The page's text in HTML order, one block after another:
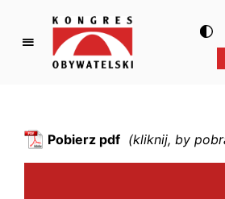
K
g
Pobierz pdf